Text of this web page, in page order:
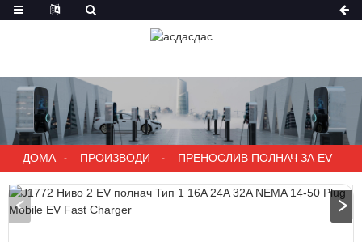
ДОМА ПРОИЗВОДИ ПРЕНОСЛИВ ПОЛНАЧ ЗА EV